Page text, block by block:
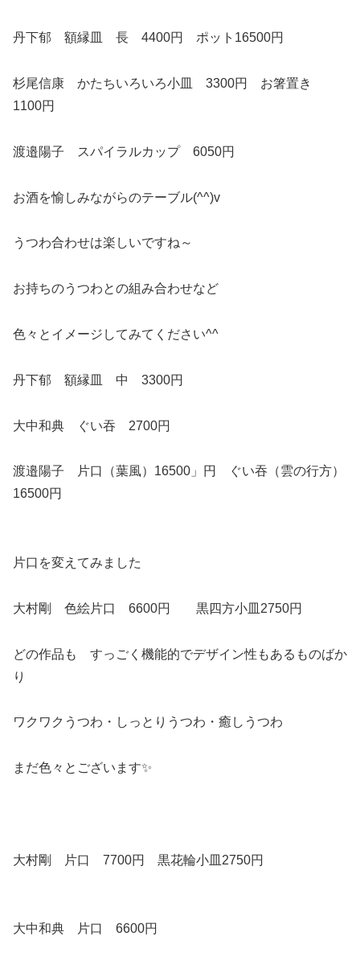
丹下郁 額縁皿 長 4400円 ポット16500円
杉尾信康 かたちいろいろ小皿 3300円 お箸置き
1100円
渡邉陽子 スパイラルカップ 6050円
お酒を愉しみながらのテーブル(^^)v
うつわ合わせは楽しいですね～
お持ちのうつわとの組み合わせなど
色々とイメージしてみてください^^
丹下郁 額縁皿 中 3300円
大中和典 ぐい吞 2700円
渡邉陽子 片口（葉風）16500」円 ぐい吞（雲の行方）
16500円
片口を変えてみました
大村剛 色絵片口 6600円 黒四方小皿2750円
どの作品も すっごく機能的でデザイン性もあるものばか
り
ワクワクうつわ・しっとりうつわ・癒しうつわ
まだ色々とございます✨
大村剛 片口 7700円 黒花輪小皿2750円
大中和典 片口 6600円